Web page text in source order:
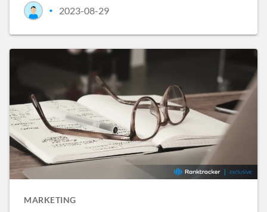
• 2023-08-29
MARKETING